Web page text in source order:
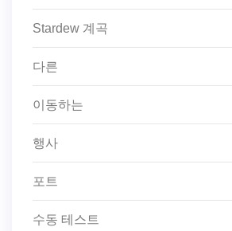
Stardew 계곡
다른
이동하는
행사
포트
수동 테스트